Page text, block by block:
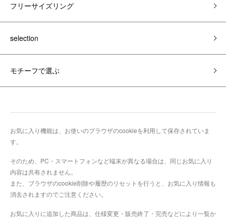
フリーサイズリング
selection
モチーフで選ぶ
お気に入り機能は、お使いのブラウザのcookieを利用して保存されていま
す。
そのため、PC・スマートフォンなど端末が異なる場合は、同じお気に入り
内容は共有されません。
また、ブラウザのcookie削除や履歴のリセットを行うと、お気に入り情報も
消去されますのでご注意ください。
お気に入りに追加した商品は、仕様変更・販売終了・完売などにより一覧か